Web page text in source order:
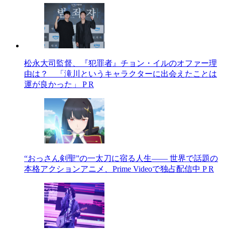
松永大司監督、『犯罪者』チョン・イルのオファー理
由は？ 「滝川というキャラクターに出会えたことは
運が良かった」 P R
“おっさん剣聖”の一太刀に宿る人生―― 世界で話題の
本格アクションアニメ、Prime Videoで独占配信中 P R